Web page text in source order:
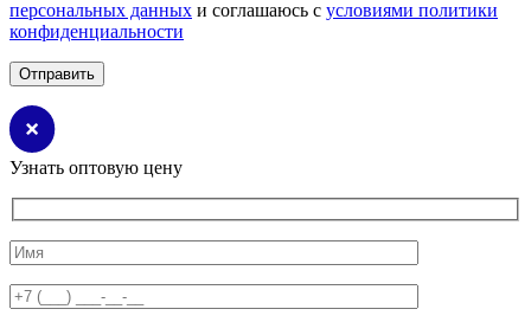
персональных данных и соглашаюсь с условиями политики
конфиденциальности
Узнать оптовую цену